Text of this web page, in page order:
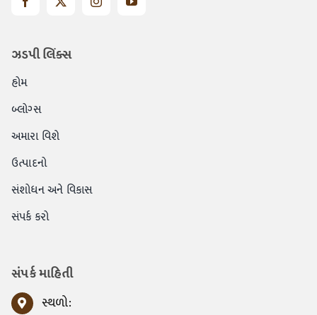
ઝડપી લિંક્સ
હોમ
બ્લોગ્સ
અમારા વિશે
ઉત્પાદનો
સંશોધન અને વિકાસ
સંપર્ક કરો
સંપર્ક માહિતી
સ્થળો: